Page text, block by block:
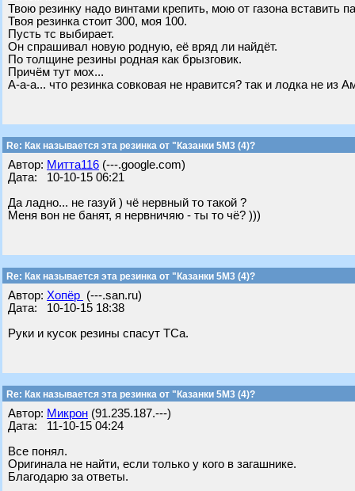
Твою резинку надо винтами крепить, мою от газона вставить
Твоя резинка стоит 300, моя 100.
Пусть тс выбирает.
Он спрашивал новую родную, её вряд ли найдёт.
По толщине резины родная как брызговик.
Причём тут мох...
А-а-а... что резинка совковая не нравится? так и лодка не из
Re: Как называется эта резинка от "Казанки 5М3 (4)?
Автор: Митта116 (---.google.com)
Дата: 10-10-15 06:21
Да ладно... не газуй ) чё нервный то такой ?
Меня вон не банят, я нервничяю - ты то чё? )))
Re: Как называется эта резинка от "Казанки 5М3 (4)?
Автор: Хопёр (---.san.ru)
Дата: 10-10-15 18:38
Руки и кусок резины спасут ТСа.
Re: Как называется эта резинка от "Казанки 5М3 (4)?
Автор: Микрон (91.235.187.---)
Дата: 11-10-15 04:24
Все понял.
Оригинала не найти, если только у кого в загашнике.
Благодарю за ответы.